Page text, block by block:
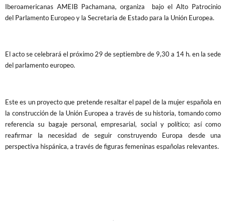
Iberoamericanas AMEIB Pachamana, organiza
bajo el Alto Patrocinio
del Parlamento Europeo y la Secretaria de Estado para la Unión Europea.
El acto se celebrará el próximo 29 de septiembre de 9,30 a 14 h. en la sede
del parlamento europeo.
Este es un proyecto que pretende resaltar el papel de la mujer española en
la construcción de la Unión Europea a través de su historia, tomando como
referencia su bagaje personal, empresarial, social y político; así como
reafirmar la necesidad de seguir construyendo Europa desde una
perspectiva hispánica, a través de figuras femeninas españolas relevantes.